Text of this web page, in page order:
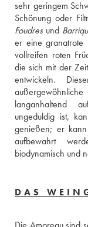
sehr geringem
Foudres und
er eine granatrote
vollreifen roten
die sich mit der
entwickeln.
langanhaltend
ungeduldig ist,
genießen; er
aufbewahrt
biodynamisch und
DAS